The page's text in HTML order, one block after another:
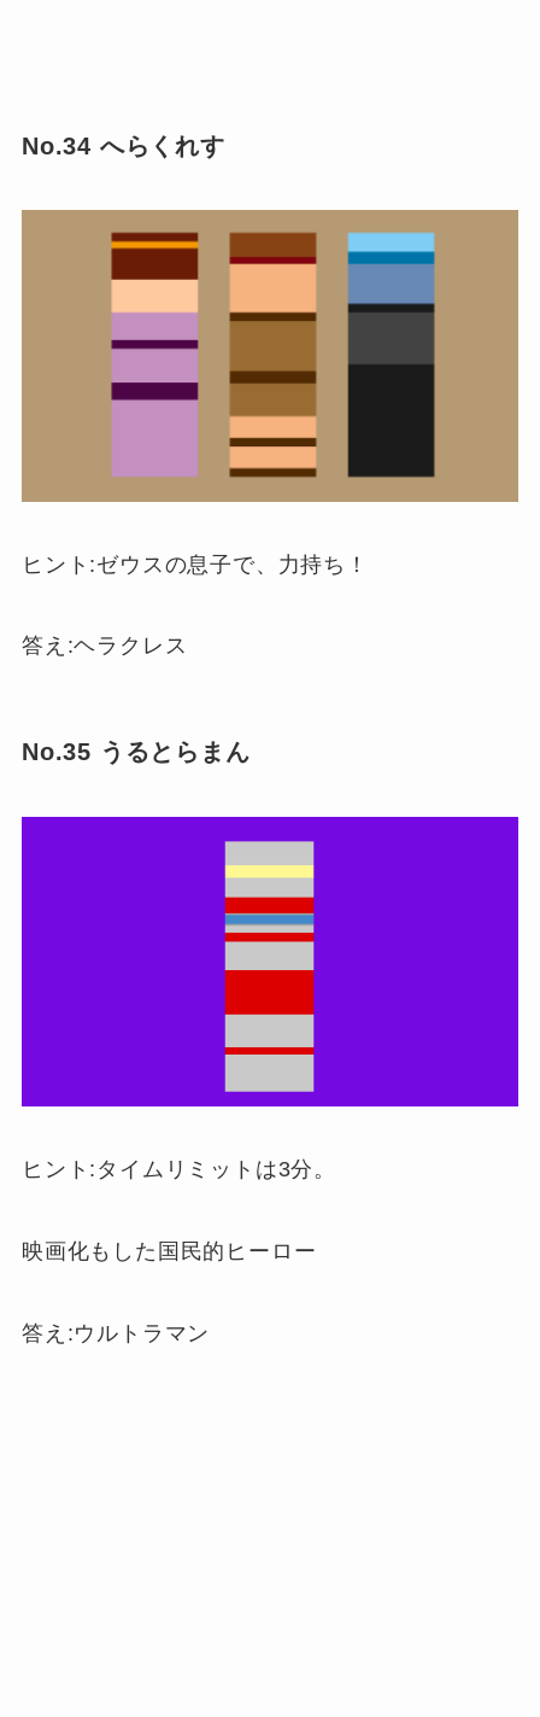
No.34 へらくれす
ヒント:ゼウスの息子で、力持ち！
答え:ヘラクレス
No.35 うるとらまん
ヒント:タイムリミットは3分。
映画化もした国民的ヒーロー
答え:ウルトラマン